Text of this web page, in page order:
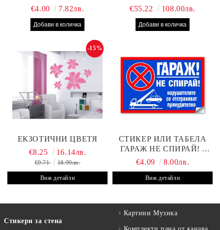
€4.00
7.82лв.
КЛИЕНТИ
€55.22 108.00лв.
ЕКЗОТИЧНИ ЦВЕТЯ
-15%
€8.25 16.14лв.
€9.71 18.99лв.
Виж детайли
СТИКЕР ИЛИ ТАБЕЛА
ГАРАЖ НЕ СПИРАЙ! -
30Х19 СМ
€4.09 8.00лв.
Виж детайли
Стикери за стена
Картини Музика